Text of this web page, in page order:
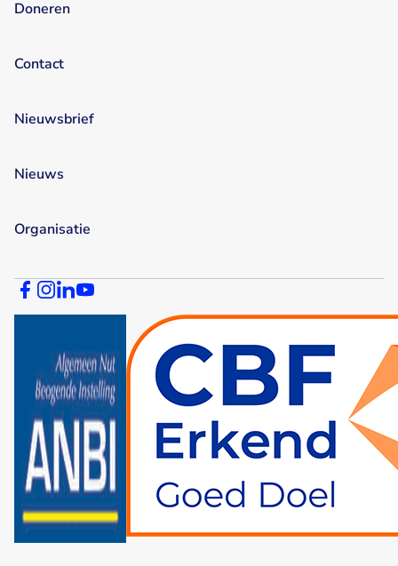
Doneren
Contact
Nieuwsbrief
Nieuws
Organisatie